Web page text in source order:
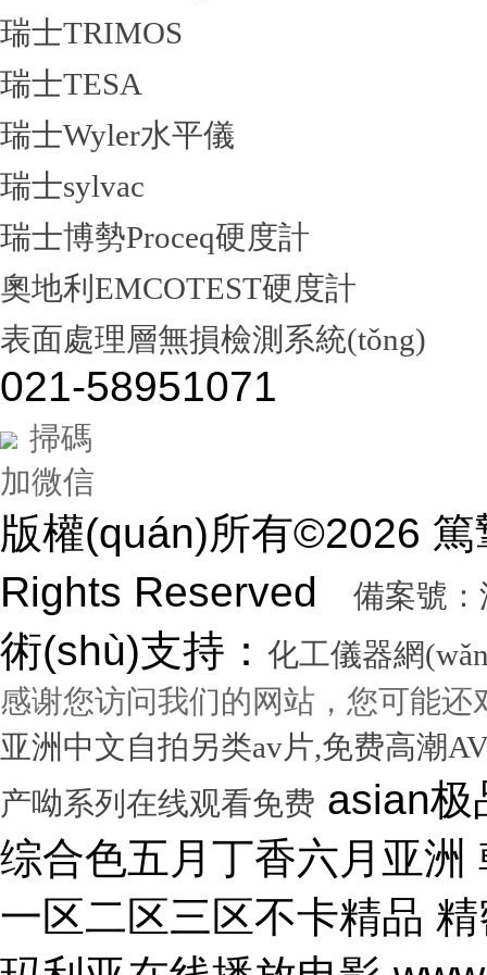
瑞士TRIMOS
瑞士TESA
瑞士Wyler水平儀
瑞士sylvac
瑞士博勢Proceq硬度計
奧地利EMCOTEST硬度計
表面處理層無損檢測系統(tǒng)
021-58951071
掃碼
加微信
版權(quán)所有©2026
Rights Reserved
備案號：
術(shù)支持： 化工儀器網
感谢您访问我们的网站，您可能还
亚洲中文自拍另类av片,免费高潮
产呦系列在线观看免费 asian极品呦女xx 黑人尻亚洲女人 激情综合色五月丁香六月亚洲 韩国激情电影华丽的外出 国产一区二区三区不卡精品 精密机械一区二区三区天堂 小泽玛利亚在线播放电影 www在线一区 国产v综合v亚洲欧美久久 性无码专区一色吊丝中文字幕 朝鲜美女黑毛bbw 大香蕉伊人手机在线观看 色国产在线视频一区二区 亚洲无人区天空码头IV 天天躁夜夜躁狠狠躁99 15min摘花出血视频 免费男女黑网站 国产综合精品久久99之一 蜜桃臀无码内射一区二区三区 国产色情18一20岁片a片 正在播放骚 湿 无码福利一区二区不卡片 人人妻人人澡人人爽精品日 日本1区2区3区4区国色 口国产成人高清在线播放 精品一区二区三区在线观看 影音先锋aⅤ无码资源网 男生使劲操女生喷水视频 久久91久久久久久久久 欧美乱妇高清无乱码免费 人与兽黄色视频 免费男人日女人 高潮来了 用力黄片入口 久久精品国产亚洲成人av 中国鸡巴插屄屄 国产精品视频一区啪啪啪 国产精品成人无码视频 亚洲一区二区三区电影在线 亚洲成人无码77777 日韩一中文字幕在线视频 大鸡吧逼逼碰撞 美女被干777 全彩无码里番本子库 国产成人无码a区视频在线观看 玩弄放荡人妻一区二区三 黑丝美女自慰被大鸡巴操 日韩精品一区 久久亚洲av不卡一区二区 操你骚逼www 理论片午午伦夜理片久久 中文字幕无码亚洲a人片 美女操大黑鸡巴 老色鬼久久亚洲av按摩 欧美美女人体艺术 逼逼逼逼啊啊嗯嗯啊视频 69成人免费视频无码专区 免费又爽又大又高潮视频 欧美日韩一二三区在线视频 亚洲精品中文字幕第十页 青青操在线观看国产视频 色婷婷亚洲十月十月色天 啊啊啊湿了视频在线观看 三十路四十路五十路熟女 国产一区二区在线观看天堂 女人张开腿让男人桶视频 bibi av 日本69视频在线免费观看 无码人妻一区二区三区一 在线观看激情av一区二区 日日天天日天天谢天天日 国产迷晕三个美女的网站 一本到在线观看免费收看 国产亚洲无遮挡美女视频 日本网站在线观看一区二区 肏 少 妇 屄 在 线 丝袜制服shemale 美女裸体爆乳张开腿喷水 免费看成人午夜福利专区 gv在线无码男男gay 国产重口老太和变态小伙 随时都能干的校园运动会 VIP可见久久伊人婷婷 国产一级毛片一区二区视频 国产精品久久99简爱亚洲 吧吧吧影院伦理片在线观看 国产精品一二三四区视频 日韩区一区二在线观看视频 黄色片《男人操女人逼》 大香蕉久久日韩91蜜桃 30年驾龄老司机告诉你 91亚洲国产成人精品看片 把屌插进女人的逼里视频 大香蕉porn在线视频 成人性生交大片免费看96 最新亚洲人成无码网www电影 男生机桶女生小穴的视频 久久综合给合久久狠狠狠 国产呦系列一区二区三区 国产特级看欧美日韩中文 欧美大肉棒抽插骚逼视频 国产又色又爽无遮挡免费 男人天堂久久久一区二区 日本人与黑人牲交交免费 亚洲大片免费资源网站片 国产精品原创巨av 性感美女被操逼 美女污骚逼喷水白虎白浆 久久久久亚洲日本欧美视频 天天摸夜夜摸夜夜狠狠添 五险交满15能领多少钱 国产一卡二卡三卡四卡兔 国产综合23p 中国东北老熟妇做爰网视频 一级国产片在线观看免费 欧美黑人欧美精品刺激 激情综合色综合啪啪开心 群交视频大鸡巴 国产三级精品三级男人的天堂 么公在果树林征服了小雪 解开奶罩吸奶头高潮AV 丰满多毛的少妇 国产精品亚洲一区二区久久 黑人和中国熟女啪啪视频 香蕉视频成人网在线观看 荷兰小妓女高潮βbbw 日韩一区二区经典在线视频 学长让我夹震蛋自慰给他看 WWW亚洲精品久久久乳 免费看点www逼里逼里 手机亚洲第一页 夫妻性生活黄色一级大片 久久综合九色 免费看欧美日韩特级黄片 美女高潮久久免费观看国产 又粗又大又硬毛片免费看 欧美日韩成人大片p内射 草莓视频成视频在线观看 无码专区 人妻系列 在线 日本不卡一区二区三区四区 三级片在线观看国产三级 办公室国产a国产片免费 久久无码!视频 国产成年无码aⅤ片在线 大鸡巴插美女小穴动态图 国产亚洲aaa在线观看 一级二级三一片内射视频 在线观看欧美视频一区二区 被玩环了外高冷老师动漫 动漫男女操鸡巴射精网站 啊啊啊啊大鸡巴操我视频 婷婷综合久久中文字幕蜜桃三电影 色婷五月综激情亚洲综合 久久精品国产自清天天线 日本免费播放一区二区视频 丰满多毛的少妇 舔骚妇淫穴网站 最好看免费观看高清大全 99国产欧美另类久久片 人体艺术在线观看 成在人线视频男人的天堂 国产成人视a片品免费 东京热无码av一区二区 一道本中文字幕在线观看 嗯～好爽射进去强奸啊～ 真人作爱试看120分钟 在线观看国产三级片视频 国产极品高颜值美女到高潮 国产精品高清国产三级av 久久久无码专区中文字幕 推特网红91露出樱桃味 日本不卡码一区二区三区 小骚逼啪啪视频 男男无专砖码高清在线观看 亚洲精